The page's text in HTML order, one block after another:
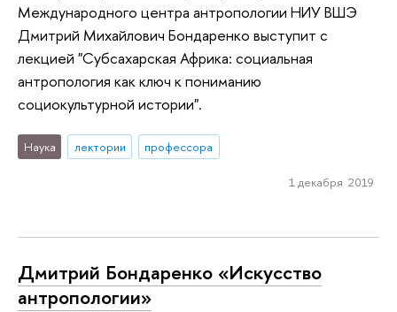
Международного центра антропологии НИУ ВШЭ
Дмитрий Михайлович Бондаренко выступит с
лекцией "Субсахарская Африка: социальная
антропология как ключ к пониманию
социокультурной истории".
Наука лектории профессора
1 декабря 2019
Дмитрий Бондаренко «Искусство
антропологии»